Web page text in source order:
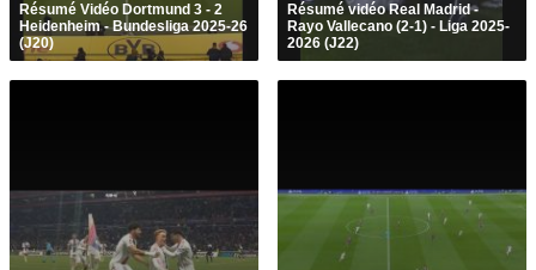
Résumé Vidéo Dortmund 3 - 2
Heidenheim - Bundesliga 2025-26
(J20)
Résumé vidéo Real Madrid -
Rayo Vallecano (2-1) - Liga 2025-
2026 (J22)